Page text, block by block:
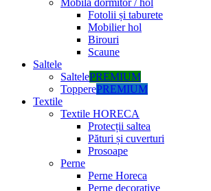
Mobilă dormitor / hol
Fotolii și taburete
Mobilier hol
Birouri
Scaune
Saltele
SaltelePREMIUM
TopperePREMIUM
Textile
Textile HORECA
Protecții saltea
Pături și cuverturi
Prosoape
Perne
Perne Horeca
Perne decorative